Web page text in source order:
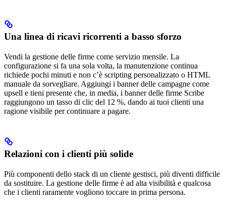
Una linea di ricavi ricorrenti a basso sforzo
Vendi la gestione delle firme come servizio mensile. La
configurazione si fa una sola volta, la manutenzione continua
richiede pochi minuti e non c’è scripting personalizzato o HTML
manuale da sorvegliare. Aggiungi i banner delle campagne come
upsell e tieni presente che, in media, i banner delle firme Scribe
raggiungono un tasso di clic del 12 %, dando ai tuoi clienti una
ragione visibile per continuare a pagare.
Relazioni con i clienti più solide
Più componenti dello stack di un cliente gestisci, più diventi difficile
da sostituire. La gestione delle firme è ad alta visibilità e qualcosa
che i clienti raramente vogliono toccare in prima persona.